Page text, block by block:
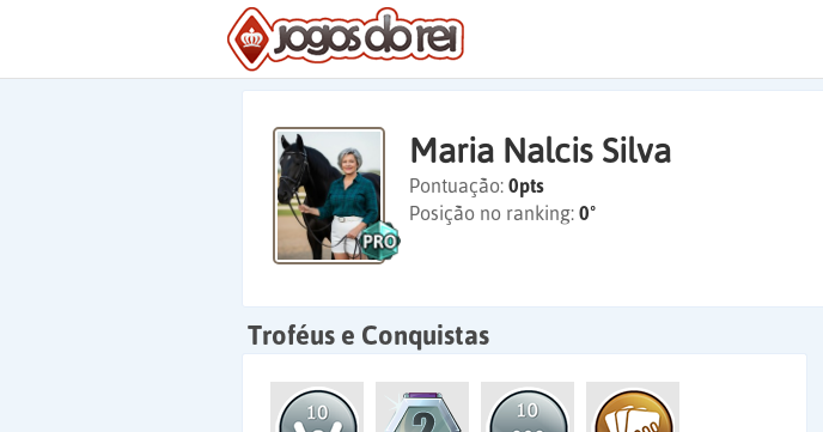
Maria Nalcis Silva
Pontuação: 0pts
Posição no ranking: 0º
Troféus e Conquistas